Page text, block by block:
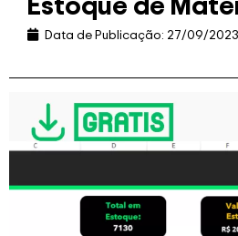
Data de Publicação: 27/09/2023